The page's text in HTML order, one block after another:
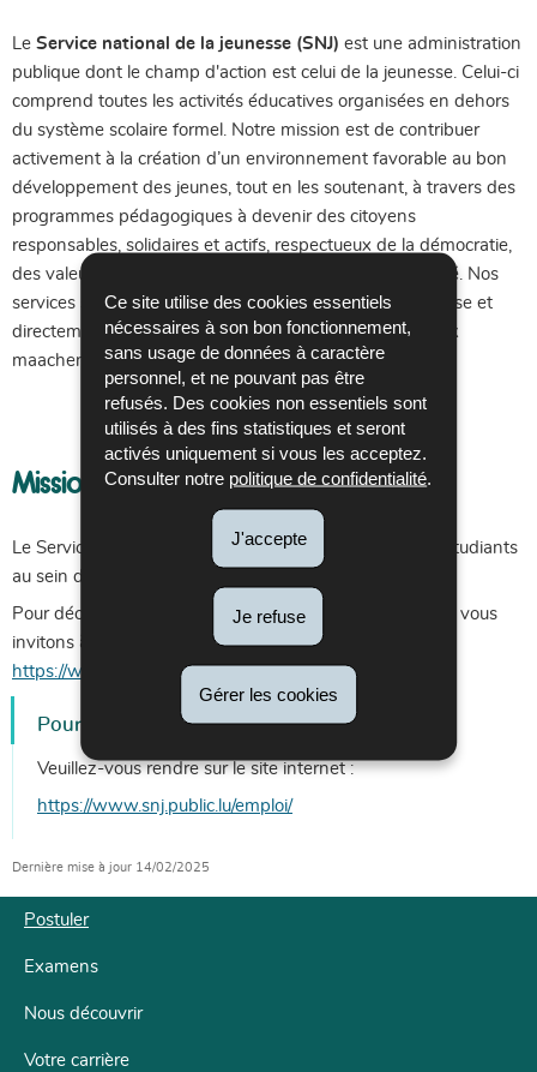
Ce site utilise des cookies essentiels
nécessaires à son bon fonctionnement,
sans usage de données à caractère
personnel, et ne pouvant pas être
refusés. Des cookies non essentiels sont
utilisés à des fins statistiques et seront
activés uniquement si vous les acceptez.
Consulter notre politique de confidentialité.
J'accepte
Je refuse
Gérer les cookies
Le Service national de la jeunesse (SNJ) est une administration
publique dont le champ d'action est celui de la jeunesse. Celui-ci
comprend toutes les activités éducatives organisées en dehors
du système scolaire formel. Notre mission est de contribuer
activement à la création d’un environnement favorable au bon
développement des jeunes, tout en les soutenant, à travers des
programmes pédagogiques à devenir des citoyens
responsables, solidaires et actifs, respectueux de la démocratie,
des valeurs et des droits fondamentaux de notre société. Nos
services s’adressent aux acteurs du secteur de la jeunesse et
directement aux jeunes. Notre devise est « Jonker staark
maachen » (rendre les jeunes plus forts).
Missions
Le Service national de la jeunesse propose divers jobs étudiants
au sein de ses différents services.
Pour découvrir toutes les opportunités disponibles, nous vous
invitons à consulter notre site internet :
https://www.snj.public.lu/emploi/
Pour postuler
Veuillez-vous rendre sur le site internet :
https://www.snj.public.lu/emploi/
Dernière mise à jour 14/02/2025
Menu
de
navigation
Postuler
Examens
Nous découvrir
Votre carrière